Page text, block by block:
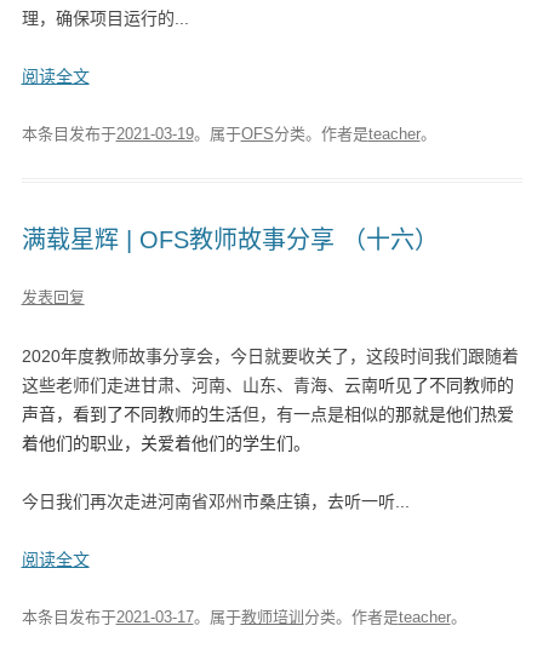
理，确保项目运行的...
阅读全文
本条目发布于2021-03-19。属于OFS分类。 作者是teacher。
满载星辉 | OFS教师故事分享 （十六）
发表回复
2020年度教师故事分享会，今日就要收关了，这段时间我们跟随着
这些老师们走进甘肃、河南、山东、青海、云南听见了不同教师的
声音，看到了不同教师的生活但，有一点是相似的那就是他们热爱
着他们的职业，关爱着他们的学生们。
今日我们再次走进河南省邓州市桑庄镇，去听一听...
阅读全文
本条目发布于2021-03-17。属于教师培训 分类。 作者是teacher。